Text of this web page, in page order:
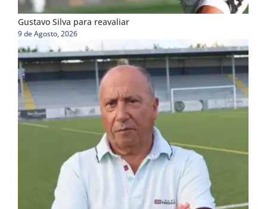
Gustavo Silva para reavaliar
9 de Agosto, 2026